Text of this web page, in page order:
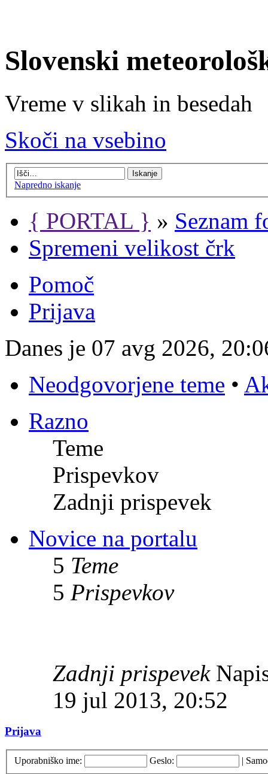
Slovenski
Vreme v slikah in besedah
Skoči na vsebino
Napredno iskanje
{ PORTAL } » Seznam
Spremeni velikost črk
Pomoč
Prijava
Danes je 07 avg 2026,
Neodgovorjene teme •
Razno
Teme
Prispevkov
Zadnji prispevek
Novice na portalu
5 Teme
5 Prispevkov
Zadnji prispevek
19 jul 2013, 20:52
Prijava
Uporabniško ime: Geslo: |